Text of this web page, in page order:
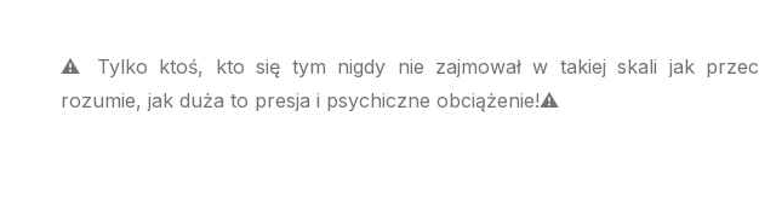
⚠️ Tylko ktoś, kto się tym nigdy nie zajmował w takiej skali jak
rozumie, jak duża to presja i psychiczne obciążenie!⚠️